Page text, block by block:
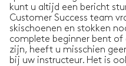
Mikaela F.
uren met
Marco C.
kunt u altijd een bericht
Customer Success team
skischoenen en stokken
complete beginner bent of
zijn, heeft u misschien
bij uw instructeur. Het is